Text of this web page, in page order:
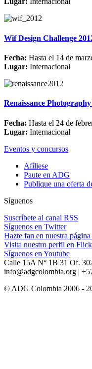
Wif Design Challenge
Fecha: Hasta el 14 de
Lugar: Internacional
Renaissance
Fecha: Hasta el 24 de
Lugar: Internacional
Eventos y concursos
Afíliese
Paute en ADG
Publique una oferta
Síguenos
Suscríbete al canal RSS
Síguenos en Twitter
Hazte fan en nuestra
Visita nuestro perfil en
Síguenos en Youtube
Calle 15A N° 1B 31 Of.
info@adgcolombia.org |
© ADG Colombia 2006 -